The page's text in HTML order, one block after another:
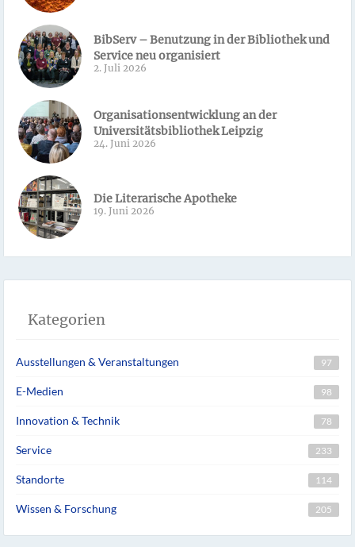
BibServ – Benutzung in der Bibliothek und
Service neu organisiert
2. Juli 2026
Organisationsentwicklung an der
Universitätsbibliothek Leipzig
24. Juni 2026
Die Literarische Apotheke
19. Juni 2026
Kategorien
Ausstellungen & Veranstaltungen 97
E-Medien 98
Innovation & Technik 78
Service 233
Standorte 114
Wissen & Forschung 205